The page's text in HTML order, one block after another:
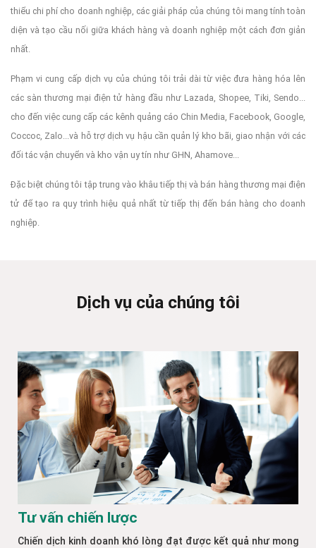
thiểu chi phí cho doanh nghiệp, các giải pháp của chúng tôi mang tính toàn
diện và tạo cầu nối giữa khách hàng và doanh nghiệp một cách đơn giản
nhất.
Phạm vi cung cấp dịch vụ của chúng tôi trải dài từ việc đưa hàng hóa lên
các sàn thương mại điện tử hàng đầu như Lazada, Shopee, Tiki, Sendo...
cho đến việc cung cấp các kênh quảng cáo Chin Media, Facebook, Google,
Coccoc, Zalo...và hỗ trợ dịch vụ hậu cần quản lý kho bãi, giao nhận với các
đối tác vận chuyển và kho vận uy tín như GHN, Ahamove...
Đặc biệt chúng tôi tập trung vào khâu tiếp thị và bán hàng thương mại điện
tử để tạo ra quy trình hiệu quả nhất từ tiếp thị đến bán hàng cho doanh
nghiệp.
Dịch vụ của chúng tôi
Tư vấn chiến lược
Chiến dịch kinh doanh khó lòng đạt được kết quả như mong